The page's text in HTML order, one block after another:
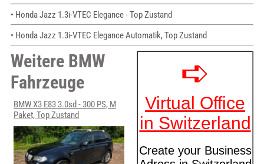
• Honda Jazz 1.3i-VTEC Elegance - Top Zustand
• Honda Jazz 1.3i-VTEC Elegance Automatik, Top Zustand
Weitere BMW
Fahrzeuge
BMW X3 E83 3.0sd - 300 PS, M
Paket, Top Zustand